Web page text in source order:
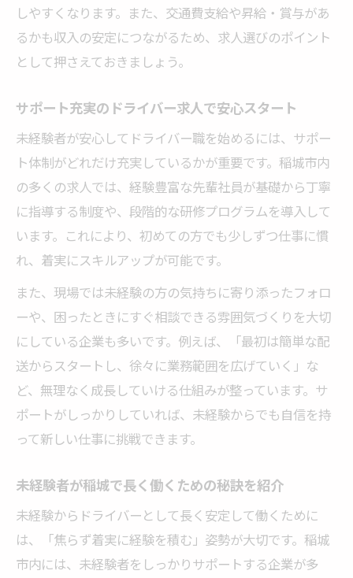
しやすくなります。また、交通費支給や昇給・賞与があ
るかも収入の安定につながるため、求人選びのポイント
として押さえておきましょう。
サポート充実のドライバー求人で安心スタート
未経験者が安心してドライバー職を始めるには、サポー
ト体制がどれだけ充実しているかが重要です。稲城市内
の多くの求人では、経験豊富な先輩社員が基礎から丁寧
に指導する制度や、段階的な研修プログラムを導入して
います。これにより、初めての方でも少しずつ仕事に慣
れ、着実にスキルアップが可能です。
また、現場では未経験の方の気持ちに寄り添ったフォロ
ーや、困ったときにすぐ相談できる雰囲気づくりを大切
にしている企業も多いです。例えば、「最初は簡単な配
送からスタートし、徐々に業務範囲を広げていく」な
ど、無理なく成長していける仕組みが整っています。サ
ポートがしっかりしていれば、未経験からでも自信を持
って新しい仕事に挑戦できます。
未経験者が稲城で長く働くための秘訣を紹介
未経験からドライバーとして長く安定して働くために
は、「焦らず着実に経験を積む」姿勢が大切です。稲城
市内には、未経験者をしっかりサポートする企業が多